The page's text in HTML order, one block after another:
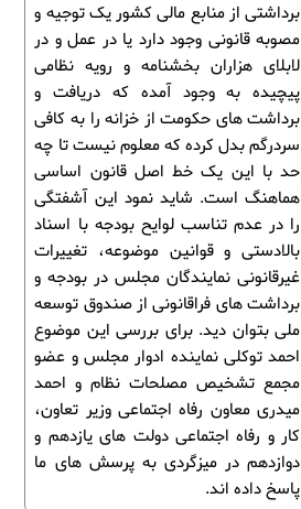
برداشتی از منابع مالی کشور یک توجیه و
مصوبه قانونی وجود دارد یا در عمل و در
لابلای هزاران بخشنامه و رویه نظامی
پیچیده به وجود آمده که دریافت و
برداشت های حکومت از خزانه را به کافی
سردرگم بدل کرده که معلوم نیست تا چه
حد با این یک خط اصل قانون اساسی
هماهنگ است. شاید نمود این آشفتگی
را در عدم تناسب لوایح بودجه با اسناد
بالادستی و قوانین موضوعه، تغییرات
غیرقانونی نمایندگان مجلس در بودجه و
برداشت های فراقانونی از صندوق توسعه
ملی بتوان دید. برای بررسی این موضوع
احمد توکلی نماینده ادوار مجلس و عضو
مجمع تشخیص مصلحات نظام و احمد
میدری معاون رفاه اجتماعی وزیر تعاون،
کار و رفاه اجتماعی دولت های یازدهم و
دوازدهم در میزگردی به پرسش های ما
پاسخ داده اند.